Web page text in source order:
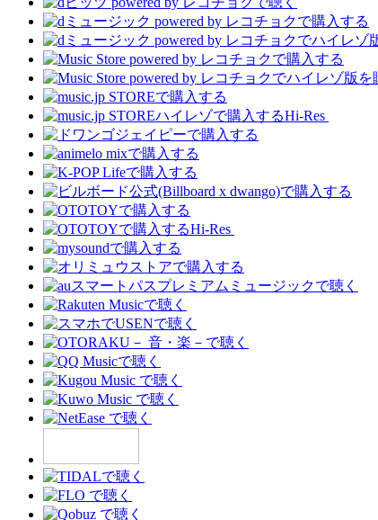
Hi-Res
Hi-Res